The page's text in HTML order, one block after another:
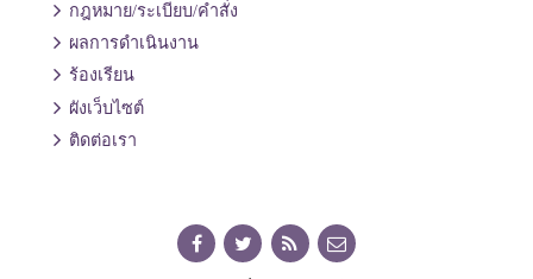
กฎหมาย/ระเบียบ/คำสั่ง
ผลการดำเนินงาน
ร้องเรียน
ผังเว็บไซต์
ติดต่อเรา